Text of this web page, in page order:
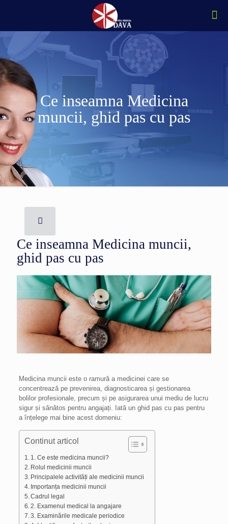
Ce inseamna Medicina
muncii, ghid pas cu pas
Ce inseamna Medicina muncii,
ghid pas cu pas
Medicina muncii este o ramură a medicinei care se
concentrează pe prevenirea, diagnosticarea și gestionarea
bolilor profesionale, precum și pe asigurarea unui mediu de lucru
sigur și sănătos pentru angajați. Iată un ghid pas cu pas pentru
a înțelege mai bine acest domeniu:
Continut articol
1. Ce este medicina muncii?
Rolul medicinii muncii
Principalele activități ale medicinii muncii
Importanța medicinii muncii
Cadrul legal
2. Examenul medical la angajare
3. Examinările medicale periodice